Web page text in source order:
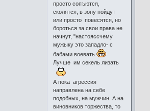
просто сопъются,
сколятся, в зону пойдут
или просто повесятся, но
бороться за свои права не
начнут, "настояссчему
мужыку это западло- с
бабами воевать
Лучше им секель лизать
А пока агрессия
направлена на себе
подобных, на мужчин. А на
виновников торжества, то